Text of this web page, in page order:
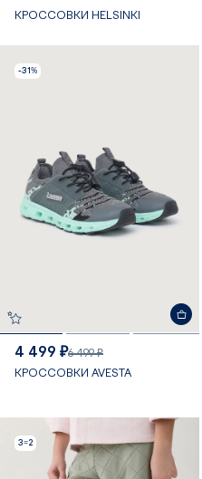
КРОССОВКИ HELSINKI
-31%
4 499 ₽6 499 ₽
КРОССОВКИ AVESTA
3=2